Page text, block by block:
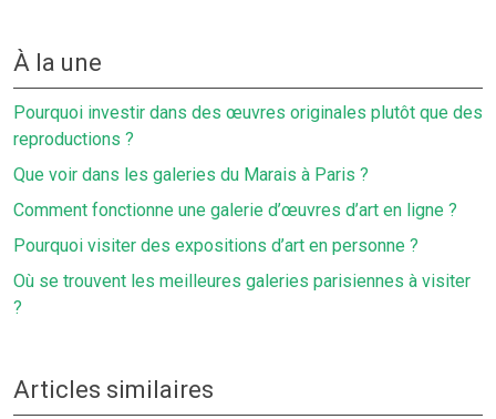
À la une
Pourquoi investir dans des œuvres originales plutôt que des
reproductions ?
Que voir dans les galeries du Marais à Paris ?
Comment fonctionne une galerie d’œuvres d’art en ligne ?
Pourquoi visiter des expositions d’art en personne ?
Où se trouvent les meilleures galeries parisiennes à visiter
?
Articles similaires